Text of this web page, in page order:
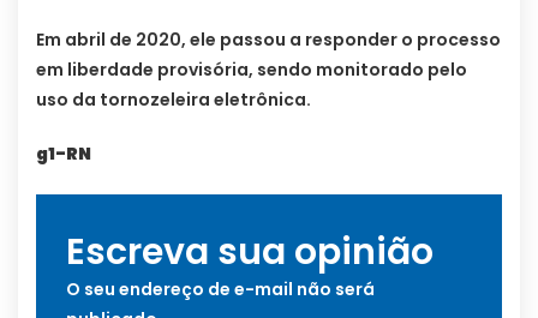
Em abril de 2020, ele passou a responder o processo
em liberdade provisória, sendo monitorado pelo
uso da tornozeleira eletrônica.
g1-RN
Escreva sua opinião
O seu endereço de e-mail não será